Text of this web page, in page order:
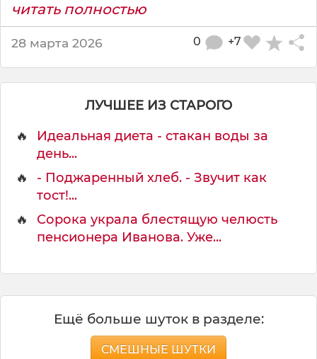
д
читать полностью
28 марта 2026 +7
0
ЛУЧШЕЕ ИЗ СТАРОГО
🔥
Идеальная диета - стакан воды за
день...
🔥
- Поджаренный хлеб. - Звучит как
тост!...
🔥
Сорока украла блестящую челюсть
пенсионера Иванова. Уже...
Ещё больше шуток в разделе:
СМЕШНЫЕ ШУТКИ